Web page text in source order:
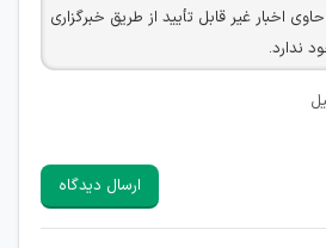
اخبار غیر قابل تأیید از طریق خبرگزاری
ندارد.
باشند وجود ندارد.
که به هر طریقی قصد مأیوس کردن
و کنایه به سایر افراد (مسئول و غیر مسئول)
ارسال دیدگاه